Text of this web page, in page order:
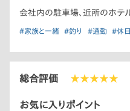
会社内の駐車場、近所のホテ
#家族と一緒 #釣り #通勤 #休日
総合評価 ★★★★★
お気に入りポイント